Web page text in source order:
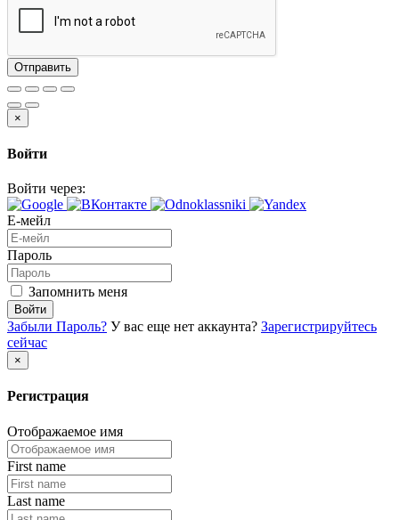
Отправить
×
Войти
Войти через:
Е-мейл
Пароль
Запомнить меня
Войти
Забыли Пароль? У вас еще нет аккаунта? Зарегистрируйтесь
сейчас
×
Регистрация
Отображаемое имя
First name
Last name